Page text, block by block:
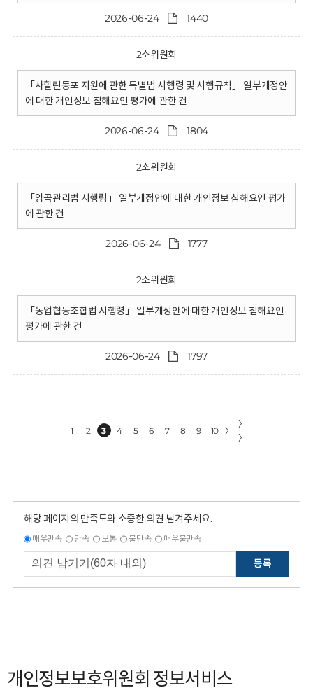
2026-06-24 1440
2소위원회
「사할린동포 지원에 관한 특별법 시행령 및 시행규칙」 일부개정안
에 대한 개인정보 침해요인 평가에 관한 건
2026-06-24 1804
2소위원회
「양곡관리법 시행령」 일부개정안에 대한 개인정보 침해요인 평가
에 관한 건
2026-06-24 1777
2소위원회
「농업협동조합법 시행령」 일부개정안에 대한 개인정보 침해요인
평가에 관한 건
2026-06-24 1797
1 2 3 4 5 6 7 8 9 10 〉
〉
〉
해당 페이지의 만족도와 소중한 의견 남겨주세요.
매우만족 만족 보통 불만족 매우불만족
등록
개인정보보호위원회 정보서비스